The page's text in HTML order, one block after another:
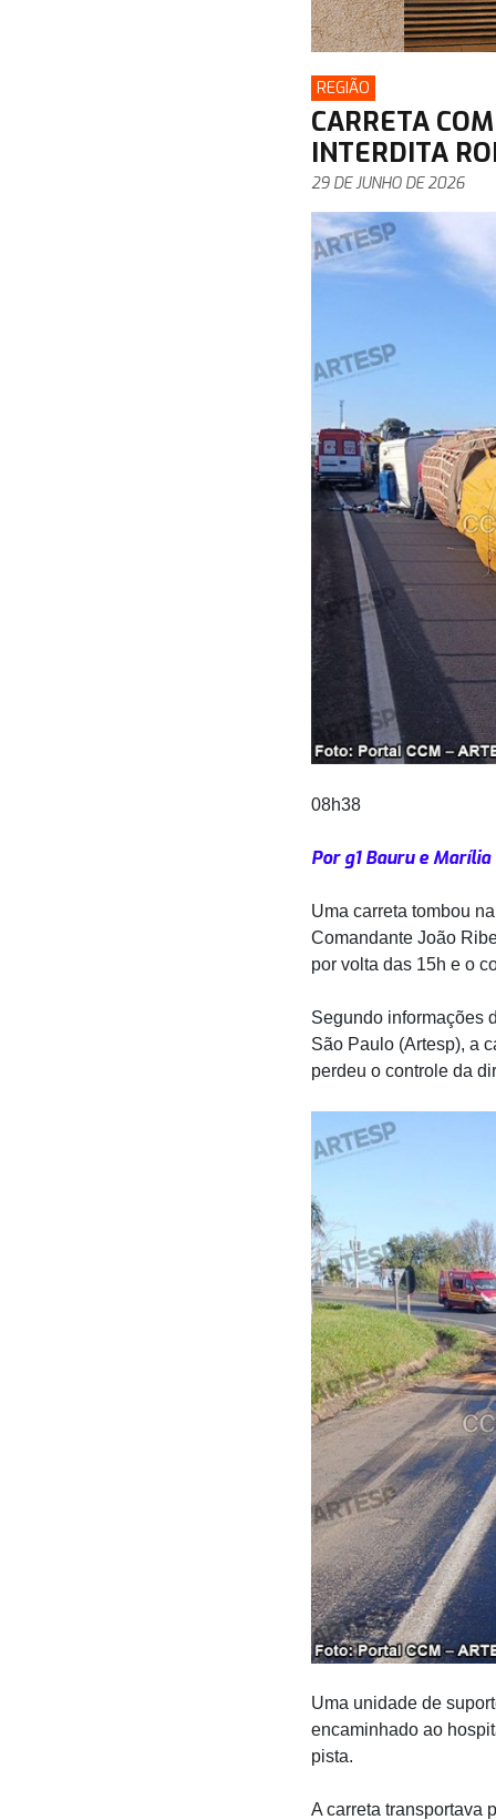
REGIÃO
CARRETA
INTERDITA
29 DE JUNHO DE 2026
08h38
Por g1 Bauru e Marília
Uma carreta tombou
Comandante João
por volta das 15h e o
Segundo informações
São Paulo (Artesp), a
perdeu o controle da
Uma unidade de
encaminhado ao
pista.
A carreta transportava